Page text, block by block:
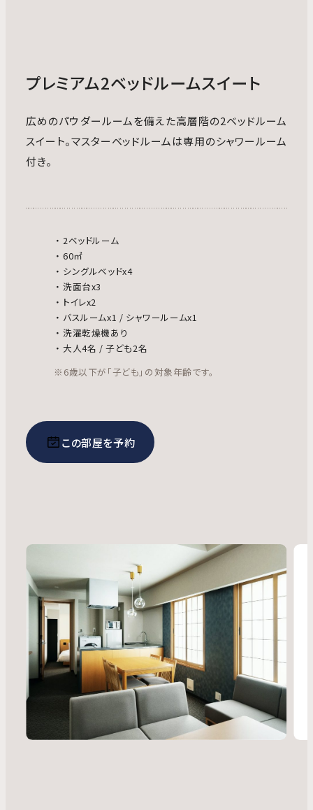
プレミアム2ベッドルームスイート
広めのパウダールームを備えた高層階の2ベッドルーム
スイート。マスターベッドルームは専用のシャワールーム
付き。
2ベッドルーム
60㎡
シングルベッドx4
洗面台x3
トイレx2
バスルームx1 / シャワールームx1
洗濯乾燥機あり
大人4名 / 子ども2名
※6歳以下が「子ども」の対象年齢です。
この部屋を予約